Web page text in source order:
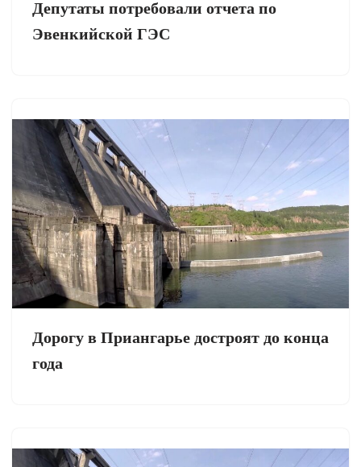
Депутаты потребовали отчета по
Эвенкийской ГЭС
Дорогу в Приангарье достроят до конца
года